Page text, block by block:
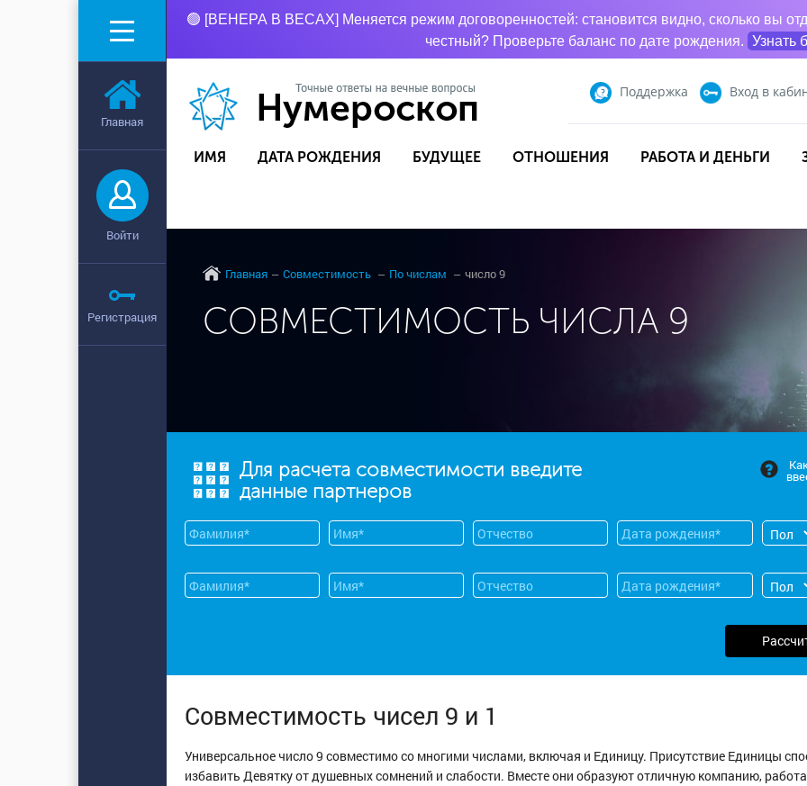
Главная
Войти
Регистрация
🟢 [ВЕНЕРА В ВЕСАХ] Меняется режим договоренностей: становится видно, сколько вы
честный? Проверьте баланс по дате рождения. Узнать
Поддержка Вход в
ИМЯ ДАТА РОЖДЕНИЯ БУДУЩЕЕ ОТНОШЕНИЯ РАБОТА И ДЕНЬГИ
Главная Совместимость По числам число 9
СОВМЕСТИМОСТЬ ЧИСЛА 9
Для расчета совместимости введите
данные партнеров
Совместимость чисел 9 и 1
Универсальное число 9 совместимо со многими числами, включая и Единицу. Присутствие Единицы
избавить Девятку от душевных сомнений и слабости. Вместе они образуют отличную компанию,